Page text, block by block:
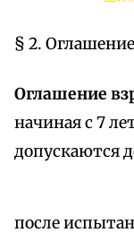
§ 2. Оглашение
Оглашение
начиная с 7
допускаются
после